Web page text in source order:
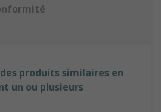
produits similaires en
un ou plusieurs